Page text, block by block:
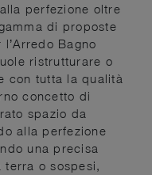
perfezione oltre
di proposte
Bagno
ristrutturare o
con tutta la qualità
concetto di
spazio da
alla perfezione
una precisa
o sospesi,